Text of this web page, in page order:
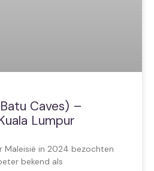
Caves) –
Lumpur
Maleisië in 2024 bezochten
bekend als